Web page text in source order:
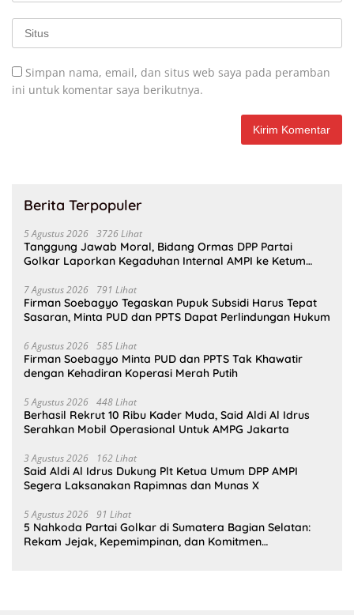
Simpan nama, email, dan situs web saya pada peramban
ini untuk komentar saya berikutnya.
Berita Terpopuler
5 Agustus 2026 3726 Lihat
Tanggung Jawab Moral, Bidang Ormas DPP Partai
Golkar Laporkan Kegaduhan Internal AMPI ke Ketum
7 Agustus 2026 791 Lihat
Firman Soebagyo Tegaskan Pupuk Subsidi Harus Tepat
Sasaran, Minta PUD dan PPTS Dapat Perlindungan Hukum
6 Agustus 2026 585 Lihat
Firman Soebagyo Minta PUD dan PPTS Tak Khawatir
dengan Kehadiran Koperasi Merah Putih
5 Agustus 2026 448 Lihat
Berhasil Rekrut 10 Ribu Kader Muda, Said Aldi Al Idrus
Serahkan Mobil Operasional Untuk AMPG Jakarta
3 Agustus 2026 162 Lihat
Said Aldi Al Idrus Dukung Plt Ketua Umum DPP AMPI
Segera Laksanakan Rapimnas dan Munas X
5 Agustus 2026 91 Lihat
5 Nahkoda Partai Golkar di Sumatera Bagian Selatan:
Rekam Jejak, Kepemimpinan, dan Komitmen